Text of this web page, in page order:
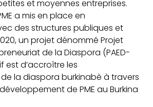
et moyennes entreprises.
a mis en place en
des structures publiques et
un projet dénommé Projet
de la Diaspora (PAED-
est d’accroître les
la diaspora burkinabè à travers
de PME au Burkina